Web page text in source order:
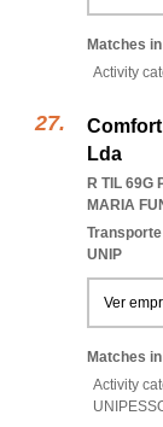
Matches
Activity
Lda
R TIL 69G
MARIA
UNIP
Ver
Matches
Activity